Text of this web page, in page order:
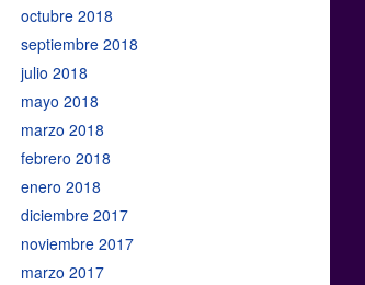
octubre 2018
septiembre 2018
julio 2018
mayo 2018
marzo 2018
febrero 2018
enero 2018
diciembre 2017
noviembre 2017
marzo 2017